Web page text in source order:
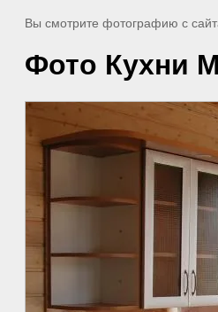
Вы смотрите фотографию с
Фото Кухни